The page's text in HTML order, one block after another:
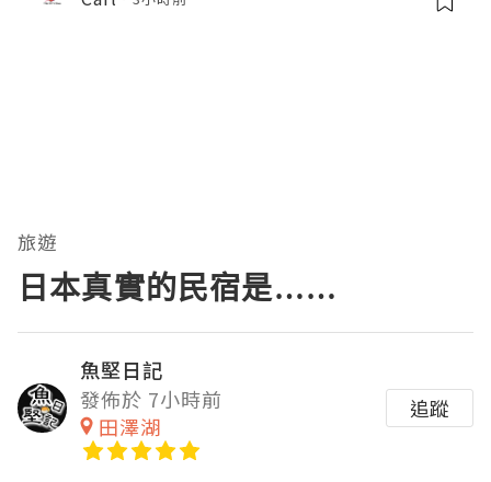
旅遊
日本真實的民宿是……
魚堅日記
發佈於 7小時前
田澤湖
追蹤